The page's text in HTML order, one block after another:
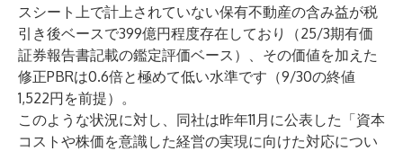
スシート上で計上されていない保有不動産の含み益が税
引き後ベースで399億円程度存在しており（25/3期有価
証券報告書記載の鑑定評価ベース）、その価値を加えた
修正PBRは0.6倍と極めて低い水準です（9/30の終値
1,522円を前提）。
このような状況に対し、同社は昨年11月に公表した「資本
コストや株価を意識した経営の実現に向けた対応につい